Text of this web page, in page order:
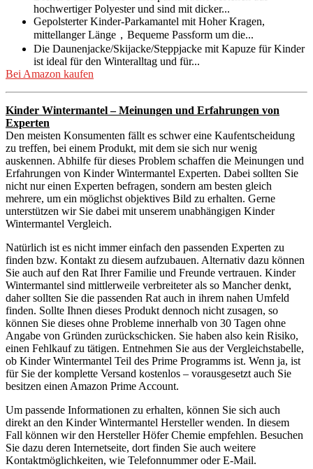
hochwertiger Polyester und sind mit dicker...
Gepolsterter Kinder-Parkamantel mit Hoher Kragen,
mittellanger Länge，Bequeme Passform um die...
Die Daunenjacke/Skijacke/Steppjacke mit Kapuze für Kinder
ist ideal für den Winteralltag und für...
Bei Amazon kaufen
Kinder Wintermantel – Meinungen und Erfahrungen von
Experten
Den meisten Konsumenten fällt es schwer eine Kaufentscheidung
zu treffen, bei einem Produkt, mit dem sie sich nur wenig
auskennen. Abhilfe für dieses Problem schaffen die Meinungen und
Erfahrungen von Kinder Wintermantel Experten. Dabei sollten Sie
nicht nur einen Experten befragen, sondern am besten gleich
mehrere, um ein möglichst objektives Bild zu erhalten. Gerne
unterstützen wir Sie dabei mit unserem unabhängigen Kinder
Wintermantel Vergleich.
Natürlich ist es nicht immer einfach den passenden Experten zu
finden bzw. Kontakt zu diesem aufzubauen. Alternativ dazu können
Sie auch auf den Rat Ihrer Familie und Freunde vertrauen. Kinder
Wintermantel sind mittlerweile verbreiteter als so Mancher denkt,
daher sollten Sie die passenden Rat auch in ihrem nahen Umfeld
finden. Sollte Ihnen dieses Produkt dennoch nicht zusagen, so
können Sie dieses ohne Probleme innerhalb von 30 Tagen ohne
Angabe von Gründen zurückschicken. Sie haben also kein Risiko,
einen Fehlkauf zu tätigen. Entnehmen Sie aus der Vergleichstabelle,
ob Kinder Wintermantel Teil des Prime Programms ist. Wenn ja, ist
für Sie der komplette Versand kostenlos – vorausgesetzt auch Sie
besitzen einen Amazon Prime Account.
Um passende Informationen zu erhalten, können Sie sich auch
direkt an den Kinder Wintermantel Hersteller wenden. In diesem
Fall können wir den Hersteller Höfer Chemie empfehlen. Besuchen
Sie dazu deren Internetseite, dort finden Sie auch weitere
Kontaktmöglichkeiten, wie Telefonnummer oder E-Mail.